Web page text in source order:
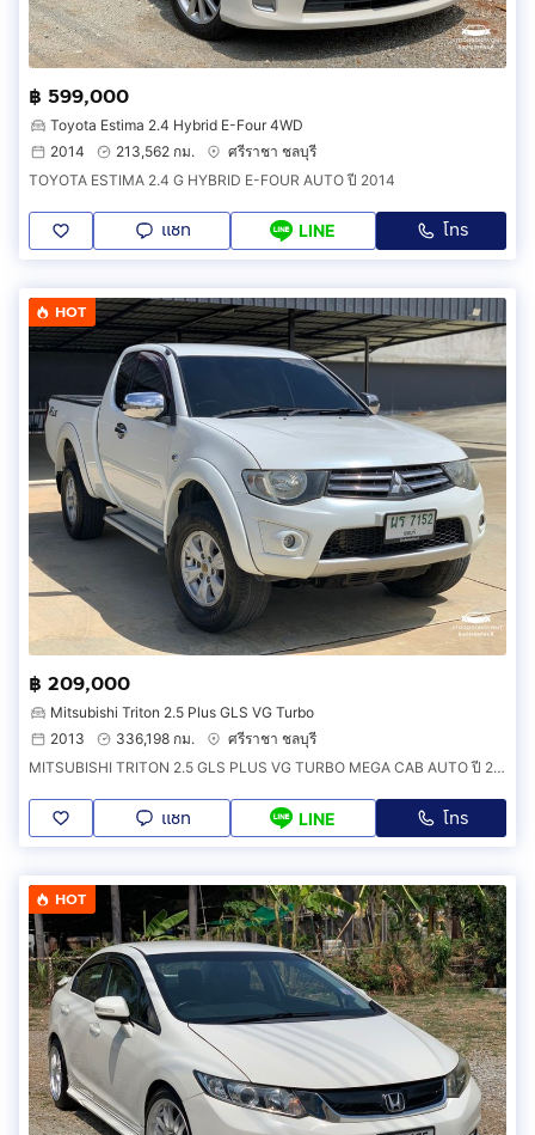
฿ 599,000
Toyota Estima 2.4 Hybrid E-Four 4WD
2014
213,562 กม.
ศรีราชา ชลบุรี
TOYOTA ESTIMA 2.4 G HYBRID E-FOUR AUTO ปี 2014
แชท LINE โทร
HOT
฿ 209,000
Mitsubishi Triton 2.5 Plus GLS VG Turbo
2013
336,198 กม.
ศรีราชา ชลบุรี
MITSUBISHI TRITON 2.5 GLS PLUS VG TURBO MEGA CAB AUTO ปี 2013
แชท LINE โทร
HOT